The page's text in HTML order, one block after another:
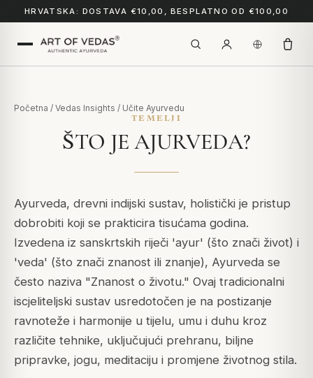
HRVATSKA: DOSTAVA €10,00, BESPLATNO OD €100,00
Početna / Vedas Insights / Učite Ayurvedu
TEMELJI
ŠTO JE AJURVEDA?
Ayurveda, drevni indijski sustav, holistički je pristup
dobrobiti koji se prakticira tisućama godina.
Izvedena iz sanskrtskih riječi 'ayur' (što znači život) i
'veda' (što znači znanost ili znanje), Ayurveda se
često naziva "Znanost o životu." Ovaj tradicionalni
iscjeliteljski sustav usredotočen je na postizanje
ravnoteže i harmonije u tijelu, umu i duhu kroz
različite tehnike, uključujući prehranu, biljne
pripravke, jogu, meditaciju i promjene životnog stila.